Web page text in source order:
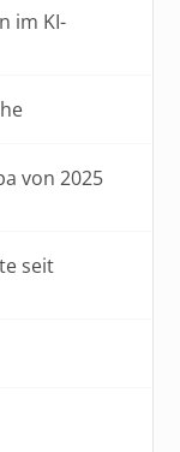
im KI-
von 2025
seit